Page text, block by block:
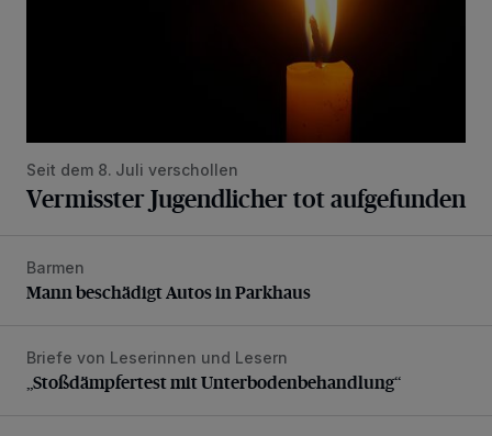
Seit dem 8. Juli verschollen
Vermisster Jugendlicher tot aufgefunden
Mann beschädigt Autos in Parkhaus
Barmen
Mann beschädigt Autos in Parkhaus
„Stoßdämpfertest mit Unterbodenbehandlung“
Briefe von Leserinnen und Lesern
„Stoßdämpfertest mit Unterbodenbehandlung“